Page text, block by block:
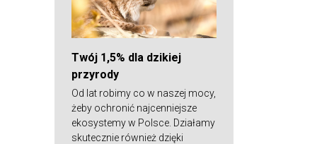
Twój 1,5% dla dzikiej
przyrody
Od lat robimy co w naszej mocy,
żeby ochronić najcenniejsze
ekosystemy w Polsce. Działamy
skutecznie również dzięki